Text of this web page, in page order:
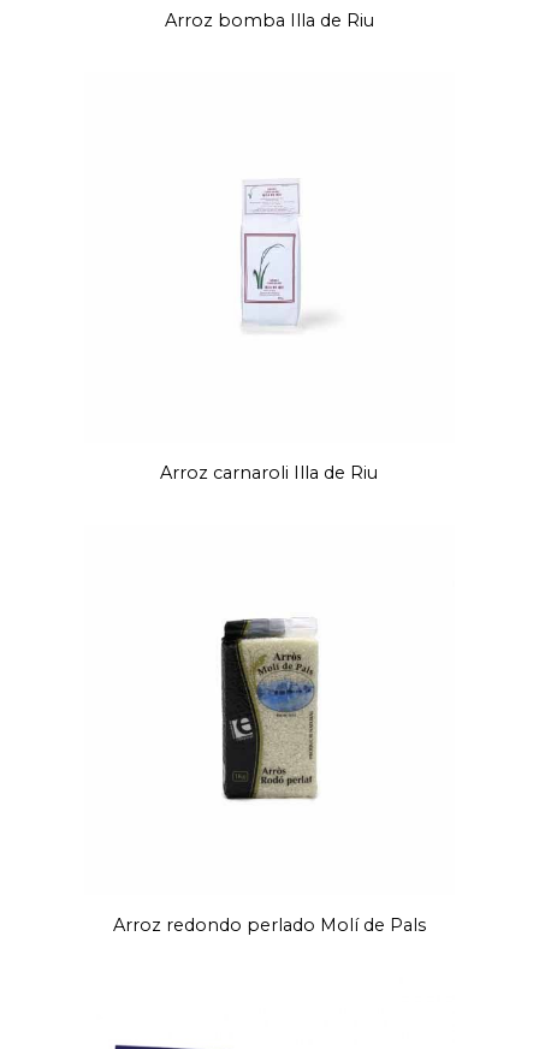
Arroz bomba Illa de Riu
Arroz carnaroli Illa de Riu
Arroz redondo perlado Molí de Pals